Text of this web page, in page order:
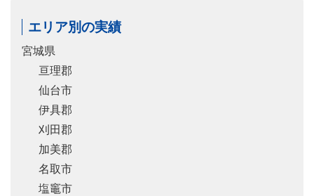
エリア別の実績
宮城県
亘理郡
仙台市
伊具郡
刈田郡
加美郡
名取市
塩竈市